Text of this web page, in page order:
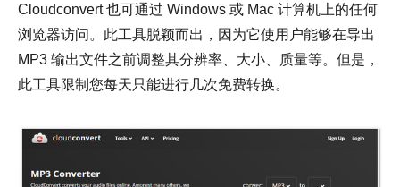
Cloudconvert 也可通过 Windows 或 Mac 计算机上的任何
浏览器访问。此工具脱颖而出，因为它使用户能够在导出
MP3 输出文件之前调整其分辨率、大小、质量等。但是，
此工具限制您每天只能进行几次免费转换。